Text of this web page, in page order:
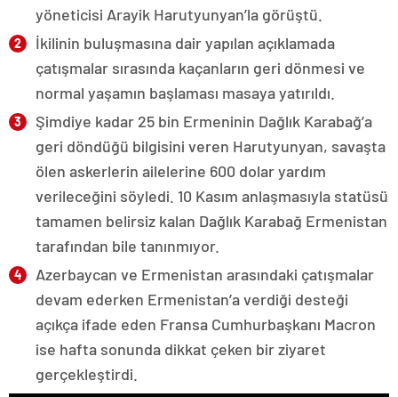
yöneticisi Arayik Harutyunyan’la görüştü.
İkilinin buluşmasına dair yapılan açıklamada
çatışmalar sırasında kaçanların geri dönmesi ve
normal yaşamın başlaması masaya yatırıldı.
Şimdiye kadar 25 bin Ermeninin Dağlık Karabağ’a
geri döndüğü bilgisini veren Harutyunyan, savaşta
ölen askerlerin ailelerine 600 dolar yardım
verileceğini söyledi. 10 Kasım anlaşmasıyla statüsü
tamamen belirsiz kalan Dağlık Karabağ Ermenistan
tarafından bile tanınmıyor.
Azerbaycan ve Ermenistan arasındaki çatışmalar
devam ederken Ermenistan’a verdiği desteği
açıkça ifade eden Fransa Cumhurbaşkanı Macron
ise hafta sonunda dikkat çeken bir ziyaret
gerçekleştirdi.